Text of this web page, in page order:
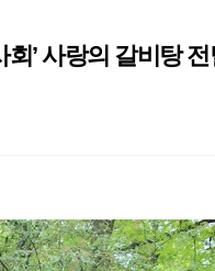
’ 사랑의 갈비탕